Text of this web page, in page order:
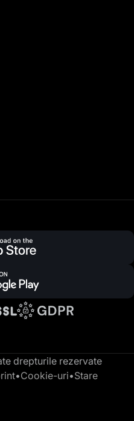
drepturile rezervate
•Cookie-uri•Stare